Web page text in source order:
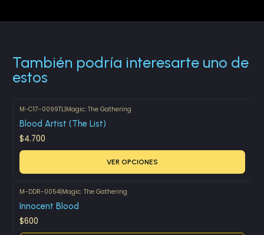
También podría interesarte uno de
estos
M-C17-0099TL|Magic: The Gathering
Blood Artist (The List)
$4.700
VER OPCIONES
Agotado
M-DDR-0054|Magic: The Gathering
Innocent Blood
$600